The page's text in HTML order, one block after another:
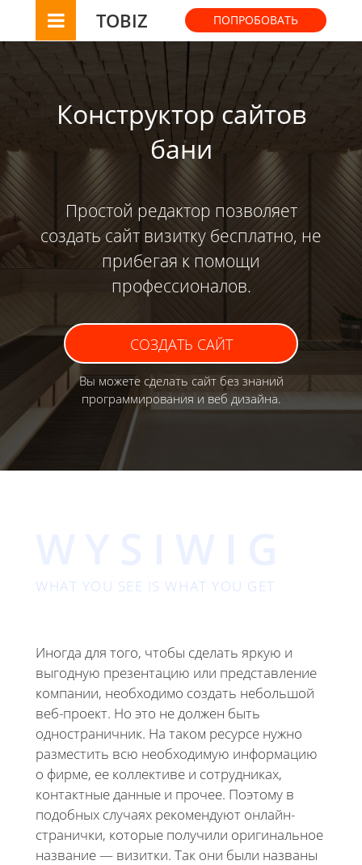
TOBIZ ПОПРОБОВАТЬ
Конструктор сайтов
бани
Простой редактор позволяет
создать сайт визитку бесплатно, не
прибегая к помощи
профессионалов.
СОЗДАТЬ САЙТ
Вы можете сделать сайт без знаний
программирования и веб дизайна.
WHAT YOU SEE IS WHAT YOU GET
Иногда для того, чтобы сделать яркую и
выгодную презентацию или представление
компании, необходимо создать небольшой
веб-проект. Но это не должен быть
одностраничник. На таком ресурсе нужно
разместить всю необходимую информацию
о фирме, ее коллективе и сотрудниках,
контактные данные и прочее. Поэтому в
подобных случаях рекомендуют онлайн-
странички, которые получили оригинальное
название — визитки. Так они были названы